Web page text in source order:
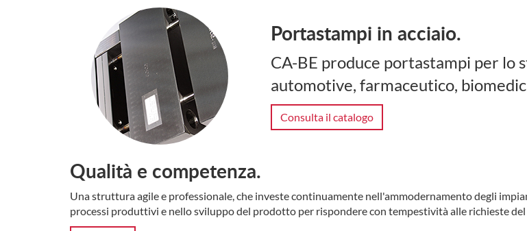
Portastampi in acciaio.
CA-BE produce portastampi per lo
automotive, farmaceutico,
Consulta il catalogo
Qualità e competenza.
Una struttura agile e professionale, che investe continuamente nell'ammodernamento degli
processi produttivi e nello sviluppo del prodotto per rispondere con tempestività alle richieste